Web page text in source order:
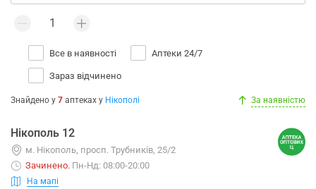
Все в наявності Аптеки 24/7
Зараз відчинено
Знайдено у 7 аптеках у Нікополі За наявністю
Нікополь 12
м. Нікополь, просп. Трубників, 25/2
Зачинено. Пн-Нд: 08:00-20:00
На мапі